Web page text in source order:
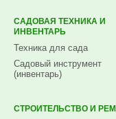
САДОВАЯ ТЕХНИКА И
ИНВЕНТАРЬ
Техника для сада
Садовый инструмент
(инвентарь)
СТРОИТЕЛЬСТВО И